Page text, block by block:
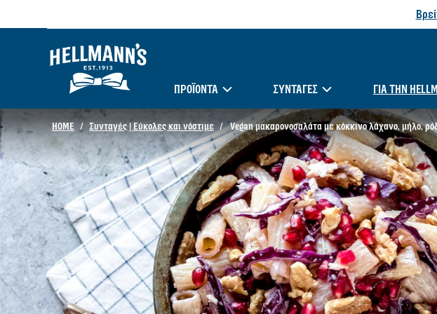
ΠΡΟΪΟΝΤΑ ΣΥΝΤΑΓΈΣ ΓΙΑ ΤΗΝ
HOME Συνταγές | Εύκολες και νόστιμε Vegan μακαρονοσαλάτα με κόκκινο λάχανο, μήλο,